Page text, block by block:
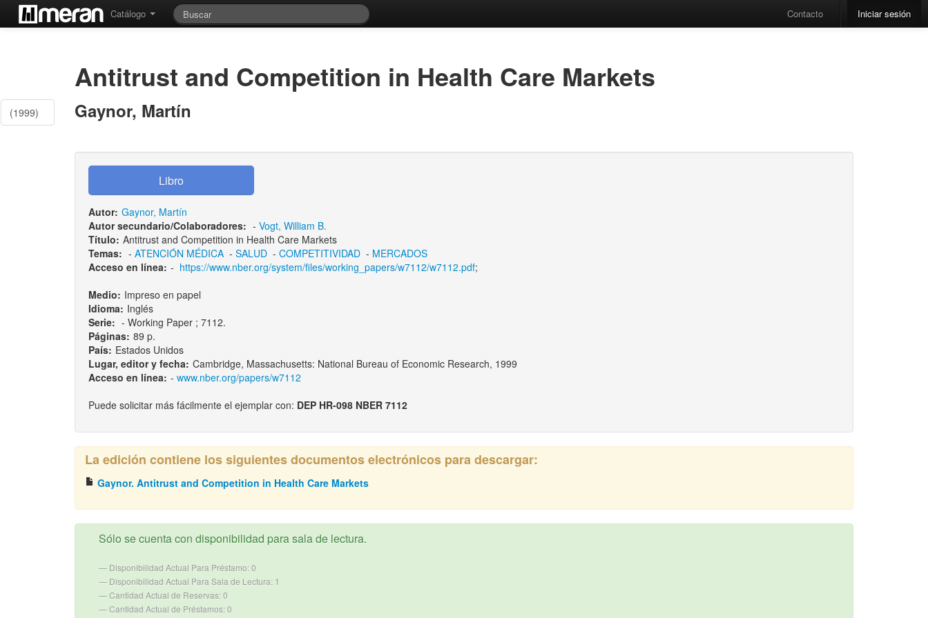
Catálogo Contacto Iniciar sesión
(1999)
Antitrust and Competition in Health Care Markets
Gaynor, Martín
Autor: Gaynor, Martín
Autor secundario/Colaboradores: - Vogt, William B.
Título: Antitrust and Competition in Health Care Markets
Temas: - ATENCIÓN MÉDICA- SALUD- COMPETITIVIDAD- MERCADOS
Acceso en línea: - https://www.nber.org/system/files/working_papers/w7112/w7112.pdf;
Medio: Impreso en papel
Idioma: Inglés
Serie: - Working Paper ; 7112.
Páginas: 89 p.
País: Estados Unidos
Lugar, editor y fecha: Cambridge, Massachusetts: National Bureau of Economic Research, 1999
Acceso en línea: - www.nber.org/papers/w7112
Puede solicitar más fácilmente el ejemplar con: DEP HR-098 NBER 7112
La edición contiene los siguientes documentos electrónicos para descargar:
Gaynor. Antitrust and Competition in Health Care Markets
Sólo se cuenta con disponibilidad para sala de lectura.
Disponibilidad Actual Para Préstamo: 0
Disponibilidad Actual Para Sala de Lectura: 1
Cantidad Actual de Reservas: 0
Cantidad Actual de Préstamos: 0